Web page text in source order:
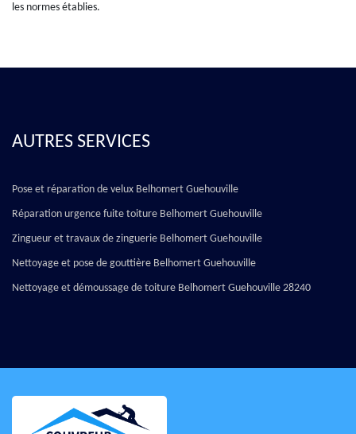
les normes établies.
AUTRES SERVICES
Pose et réparation de velux Belhomert Guehouville
Réparation urgence fuite toiture Belhomert Guehouville
Zingueur et travaux de zinguerie Belhomert Guehouville
Nettoyage et pose de gouttière Belhomert Guehouville
Nettoyage et démoussage de toiture Belhomert Guehouville 28240